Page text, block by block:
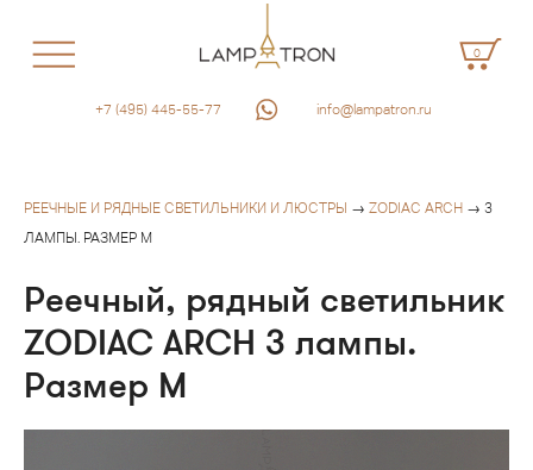
0
+7 (495) 445-55-77 info@lampatron.ru
РЕЕЧНЫЕ И РЯДНЫЕ СВЕТИЛЬНИКИ И ЛЮСТРЫ → ZODIAC ARCH → 3
ЛАМПЫ. РАЗМЕР M
Реечный, рядный светильник
ZODIAC ARCH 3 лампы.
Размер M